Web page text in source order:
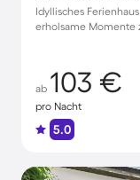
Idyllisches
erholsame Momente
ab 103 €
pro Nacht
5.0